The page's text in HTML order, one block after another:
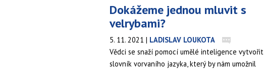
Dokážeme jednou mluvit s
velrybami?
5. 11. 2021 | LADISLAV LOUKOTA
Vědci se snaží pomocí umělé inteligence vytvořit
slovník vorvaního jazyka, který by nám umožnil